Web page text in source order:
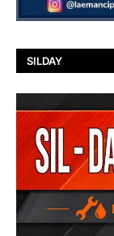
SILDAY